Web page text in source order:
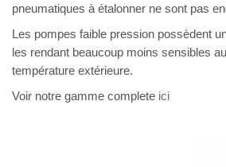
pneumatiques à étalonner ne sont pas
Les pompes faible pression possèdent
les rendant beaucoup moins sensibles
température extérieure.
Voir notre gamme complete ici